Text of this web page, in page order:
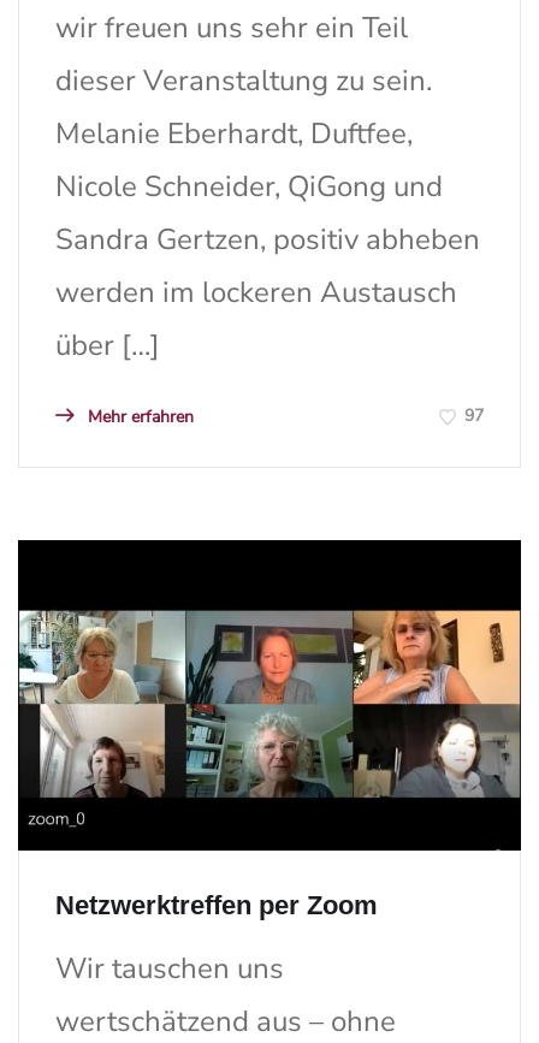
wir freuen uns sehr ein Teil
dieser Veranstaltung zu sein.
Melanie Eberhardt, Duftfee,
Nicole Schneider, QiGong und
Sandra Gertzen, positiv abheben
werden im lockeren Austausch
über […]
Mehr erfahren 97
Netzwerktreffen per Zoom
Wir tauschen uns
wertschätzend aus – ohne